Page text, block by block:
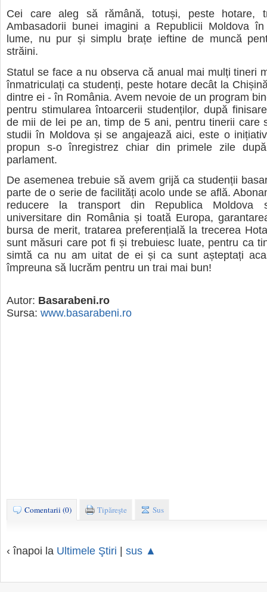
Cei care aleg să rămână, totuși, peste hotare,
Ambasadorii bunei imagini a Republicii Moldova
lume, nu pur și simplu brațe ieftine de muncă
străini.
Statul se face a nu observa că anual mai mulți tineri
înmatriculați ca studenți, peste hotare decât la
dintre ei - în România. Avem nevoie de un program
pentru stimularea întoarcerii studenților, după
de mii de lei pe an, timp de 5 ani, pentru tinerii care
studii în Moldova și se angajează aici, este o
propun s-o înregistrez chiar din primele zile
parlament.
De asemenea trebuie să avem grijă ca studenții
parte de o serie de facilități acolo unde se află.
reducere la transport din Republica Moldova
universitare din România și toată Europa,
bursa de merit, tratarea preferențială la trecerea
sunt măsuri care pot fi și trebuiesc luate, pentru ca
simtă ca nu am uitat de ei și ca sunt așteptați
împreuna să lucrăm pentru un trai mai bun!
Autor: Basarabeni.ro
Sursa: www.basarabeni.ro
Comentarii (0) Tipăreşte Sus
‹ înapoi la Ultimele Ştiri sus ▲